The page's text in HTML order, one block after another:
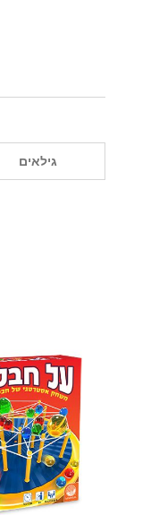
גילאים